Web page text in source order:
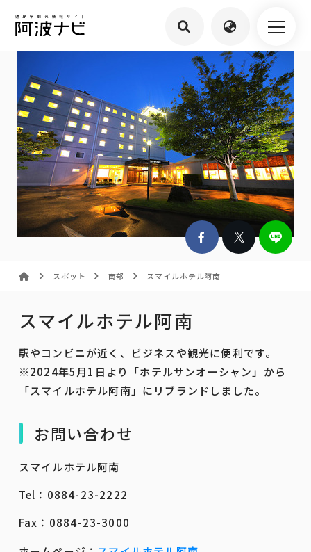
スポット 南部 スマイルホテル阿南
スマイルホテル阿南
駅やコンビニが近く、ビジネスや観光に便利です。
※2024年5月1日より「ホテルサンオーシャン」から
「スマイルホテル阿南」にリブランドしました。
お問い合わせ
スマイルホテル阿南
Tel：0884-23-2222
Fax：0884-23-3000